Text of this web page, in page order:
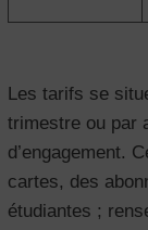
Les tarifs se
trimestre ou par
d’engagement.
cartes, des
étudiantes ;